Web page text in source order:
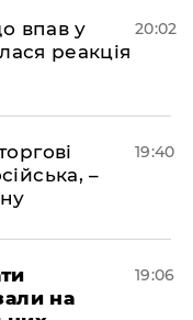
впав у
реакція
20:02
–
19:40
на
19:06